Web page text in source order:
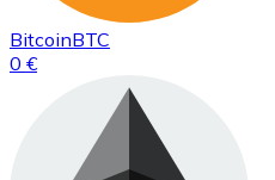
BitcoinBTC
0 €